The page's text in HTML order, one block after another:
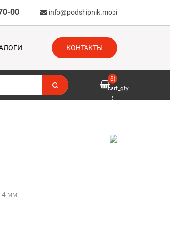
00 info@podshipnik.mobi
КОНТАКТЫ
${
cart_qty
}
мм.